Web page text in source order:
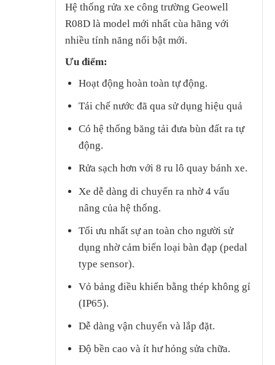
Hệ thống rửa xe công trường Geowell
R08D là model mới nhất cùa hãng với
nhiều tính năng nổi bật mới.
Ưu điểm:
Hoạt động hoàn toàn tự động.
Tái chế nước đã qua sử dụng hiệu quả
Có hệ thống băng tải đưa bùn đất ra tự
động.
Rửa sạch hơn với 8 ru lô quay bánh xe.
Xe dễ dàng di chuyển ra nhờ 4 vấu
nâng của hệ thống.
Tối ưu nhất sự an toàn cho người sử
dụng nhờ cảm biến loại bàn đạp (pedal
type sensor).
Vỏ bảng điều khiển bằng thép không gỉ
(IP65).
Dễ dàng vận chuyển và lắp đặt.
Độ bền cao và ít hư hỏng sửa chữa.